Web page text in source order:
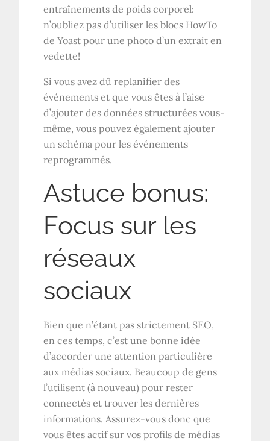
entraînements de poids corporel:
n’oubliez pas d’utiliser les blocs HowTo
de Yoast pour une photo d’un extrait en
vedette!
Si vous avez dû replanifier des
événements et que vous êtes à l’aise
d’ajouter des données structurées vous-
même, vous pouvez également ajouter
un schéma pour les événements
reprogrammés.
Astuce bonus:
Focus sur les
réseaux
sociaux
Bien que n’étant pas strictement SEO,
en ces temps, c’est une bonne idée
d’accorder une attention particulière
aux médias sociaux. Beaucoup de gens
l’utilisent (à nouveau) pour rester
connectés et trouver les dernières
informations. Assurez-vous donc que
vous êtes actif sur vos profils de médias